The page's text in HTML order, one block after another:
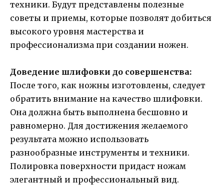
техники. Будут представлены полезные
советы и приемы, которые позволят добиться
высокого уровня мастерства и
профессионализма при создании ножен.
Доведение шлифовки до совершенства:
После того, как ножны изготовлены, следует
обратить внимание на качество шлифовки.
Она должна быть выполнена бесшовно и
равномерно. Для достижения желаемого
результата можно использовать
разнообразные инструменты и техники.
Полировка поверхности придаст ножам
элегантный и профессиональный вид.